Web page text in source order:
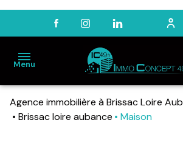
Menu
ACCUEIL
Agence immobilière à Brissac Loire
Brissac loire aubance
Maison